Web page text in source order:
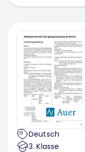
Deutsch
3. Klasse